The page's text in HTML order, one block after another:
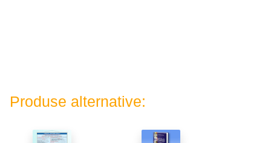
Produse alternative: